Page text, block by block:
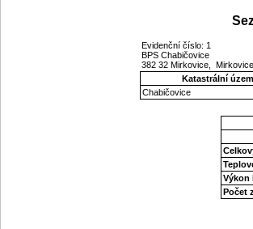
Evidenční číslo: 1
BPS Chabičovice
382 32 Mirkovice,
Katastrální
Chabičovice
Výkon
Počet